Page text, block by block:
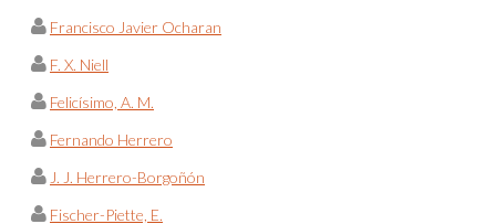
Francisco Javier Ocharan
F. X. Niell
Felicísimo, A. M.
Fernando Herrero
J. J. Herrero-Borgoñón
Fischer-Piette, E.